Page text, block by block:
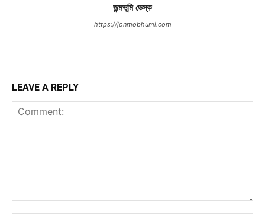
জন্মভূমি ডেস্ক
https://jonmobhumi.com
LEAVE A REPLY